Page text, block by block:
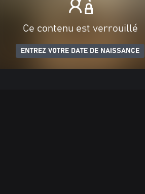
Ce contenu est verrouillé
ENTREZ VOTRE DATE DE NAISSANCE